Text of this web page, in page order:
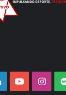
LinkedInYouTube